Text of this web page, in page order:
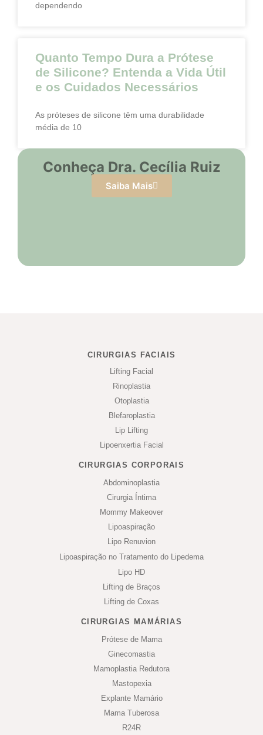
dependendo
Quanto Tempo Dura a Prótese
de Silicone? Entenda a Vida Útil
e os Cuidados Necessários
As próteses de silicone têm uma durabilidade
média de 10
Conheça Dra. Cecília Ruiz
Saiba Mais
CIRURGIAS FACIAIS
Lifting Facial
Rinoplastia
Otoplastia
Blefaroplastia
Lip Lifting
Lipoenxertia Facial
CIRURGIAS CORPORAIS
Abdominoplastia
Cirurgia Íntima
Mommy Makeover
Lipoaspiração
Lipo Renuvion
Lipoaspiração no Tratamento do Lipedema
Lipo HD
Lifting de Braços
Lifting de Coxas
CIRURGIAS MAMÁRIAS
Prótese de Mama
Ginecomastia
Mamoplastia Redutora
Mastopexia
Explante Mamário
Mama Tuberosa
R24R